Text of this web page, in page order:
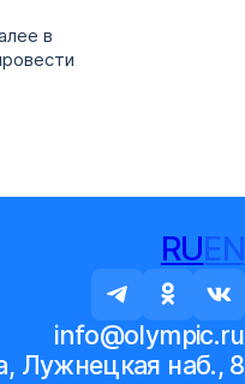
в
RUEN
info@olympic.ru
Лужнецкая наб., 8